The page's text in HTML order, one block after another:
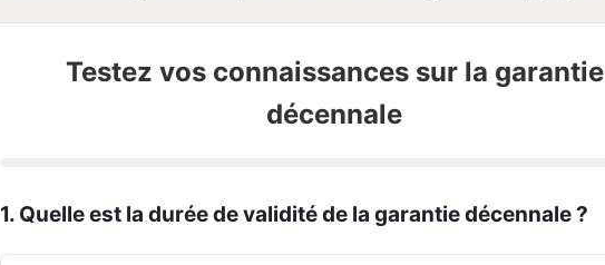
Testez vos connaissances sur la garantie
décennale
1. Quelle est la durée de validité de la garantie décennale ?